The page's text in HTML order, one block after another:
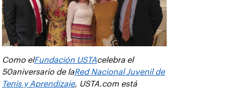
Como elFundación USTAcelebra el
50aniversario de laRed Nacional Juvenil de
Tenis y Aprendizaje, USTA.com está